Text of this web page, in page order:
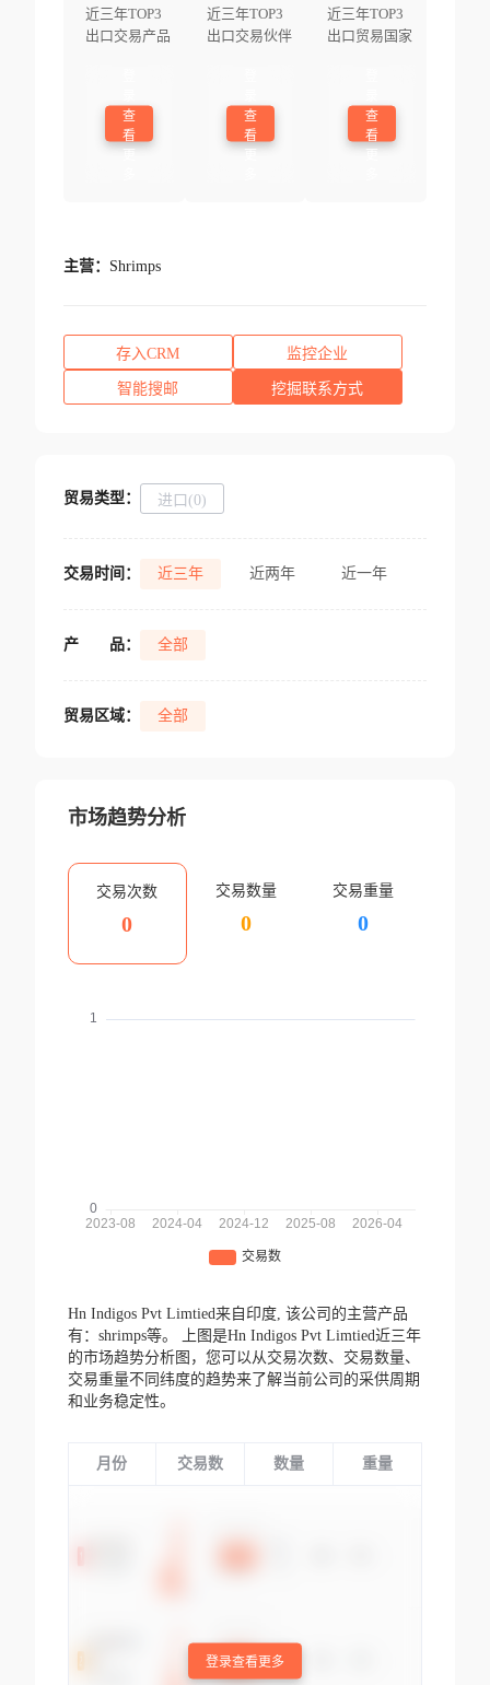
近三年TOP3
出口交易产品
查
看
近三年TOP3
出口交易伙伴
查
看
近三年TOP3
出口贸易国家
查
看
主营： Shrimps
存入CRM 监控企业
智能搜邮 挖掘联系方式
贸易类型： 进口(0)
交易时间： 近三年 近两年 近一年
产 品： 全部
贸易区域： 全部
市场趋势分析
交易次数
0
交易数量
0
交易重量
0
Hn Indigos Pvt Limtied来自印度, 该公司的主营产品
有：shrimps等。
上图是Hn Indigos Pvt Limtied近三年
的市场趋势分析图，您可以从交易次数、交易数量、
交易重量不同纬度的趋势来了解当前公司的采供周期
和业务稳定性。
月份 交易数 数量 重量
登录查看更多